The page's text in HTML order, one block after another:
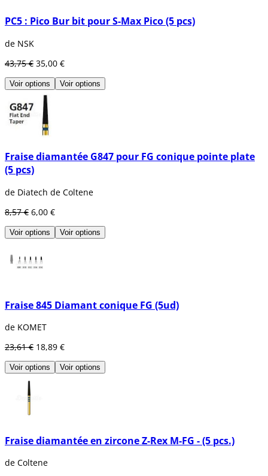
PC5 : Pico Bur bit pour S-Max Pico (5 pcs)
de NSK
43,75 € 35,00 €
Voir options Voir options
Fraise diamantée G847 pour FG conique pointe plate
(5 pcs)
de Diatech de Coltene
8,57 € 6,00 €
Voir options Voir options
Fraise 845 Diamant conique FG (5ud)
de KOMET
23,61 € 18,89 €
Voir options Voir options
Fraise diamantée en zircone Z-Rex M-FG - (5 pcs.)
de Coltene